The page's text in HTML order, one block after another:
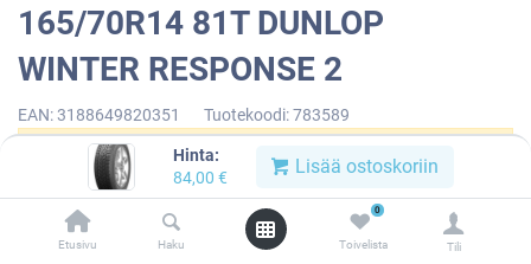
Hinta:
84,00 € Lisää ostoskoriin
Etusivu Haku
0
Toivelista Tili
165/70R14 81T DUNLOP
WINTER RESPONSE 2
EAN:3188649820351 Tuotekoodi:783589
Tällä tuotteella ei ole kelvollista yhdistelmää.
DUNLOP